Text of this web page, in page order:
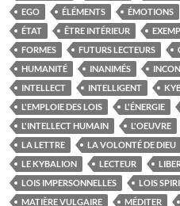
EGO
ÉLÉMENTS ÉMOTIONS
ÉTAT
ÊTRE INTÉRIEUR
FORMES
FUTURS LECTEURS
HUMANITÉ
INANIMÉS
INTELLECT
INTELLIGENT
L'EMPLOIE DES LOIS
L'ÉNERGIE
L'INTELLECT HUMAIN
L'OEUVRE
LA LETTRE
LA VOLONTÉ DE DIEU
LE KYBALION
LECTEUR
LOIS IMPERSONNELLES
LOIS
MATIÈRE VULGAIRE
MÉDITER